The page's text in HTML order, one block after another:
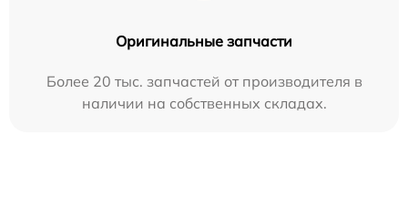
Оригинальные запчасти
Более 20 тыс. запчастей от производителя в
наличии на собственных складах.